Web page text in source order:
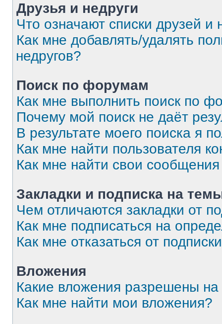
Друзья и недруги
Что означают списки друзей и
Как мне добавлять/удалять
недругов?
Поиск по форумам
Как мне выполнить поиск по
Почему мой поиск не даёт
В результате моего поиска я
Как мне найти пользователя
Как мне найти свои
Закладки и подписка на
Чем отличаются закладки от
Как мне подписаться на
Как мне отказаться от
Вложения
Какие вложения разрешены
Как мне найти мои вложения?